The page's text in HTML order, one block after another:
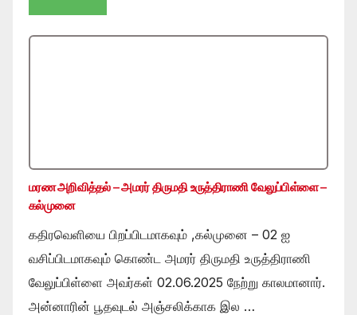
மரண அறிவித்தல் – அமரர் திருமதி உருத்திராணி வேலுப்பிள்ளை –
கல்முனை
கதிரவெளியை பிறப்பிடமாகவும் ,கல்முனை – 02 ஐ
வசிப்பிடமாகவும் கொண்ட அமரர் திருமதி உருத்திராணி
வேலுப்பிள்ளை அவர்கள் 02.06.2025 நேற்று காலமானார்.
அன்னாரின் பூதவுடல் அஞ்சலிக்காக இல …